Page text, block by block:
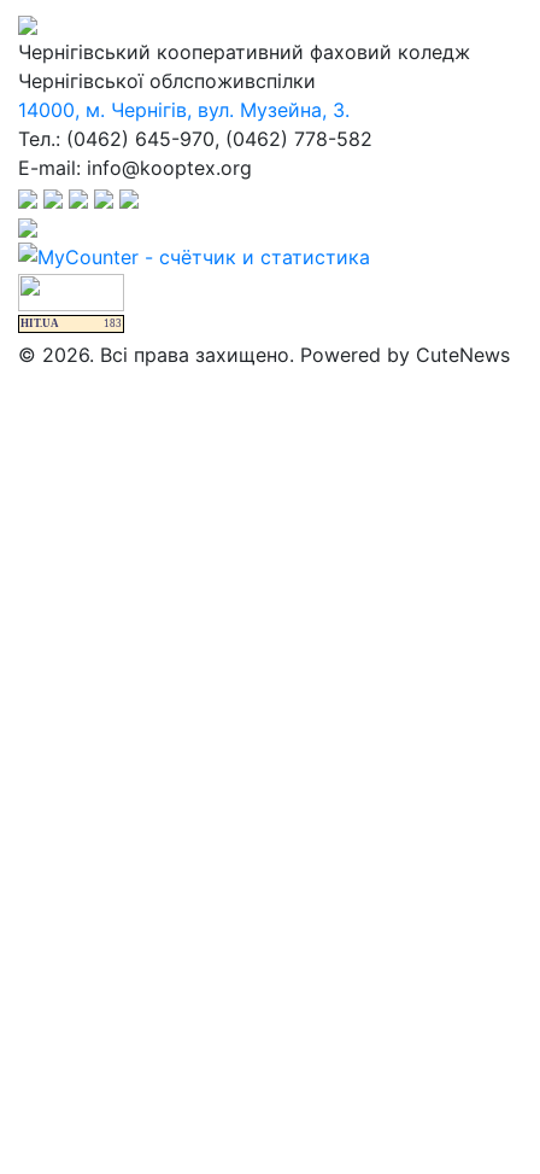
Чернігівський кооперативний фаховий коледж
Чернігівської облспоживспілки
14000, м. Чернігів, вул. Музейна, 3.
Тел.: (0462) 645-970, (0462) 778-582
E-mail: info@kooptex.org
HIT.UA 183
© 2026. Всі права захищено. Powered by CuteNews